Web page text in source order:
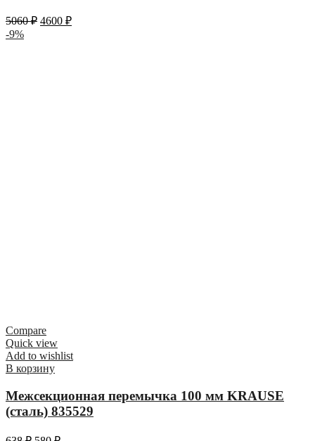
5060₽ 4600 ₽
-9%
Compare
Quick view
Add to wishlist
В корзину
Межсекционная перемычка 100 мм KRAUSE
(сталь) 835529